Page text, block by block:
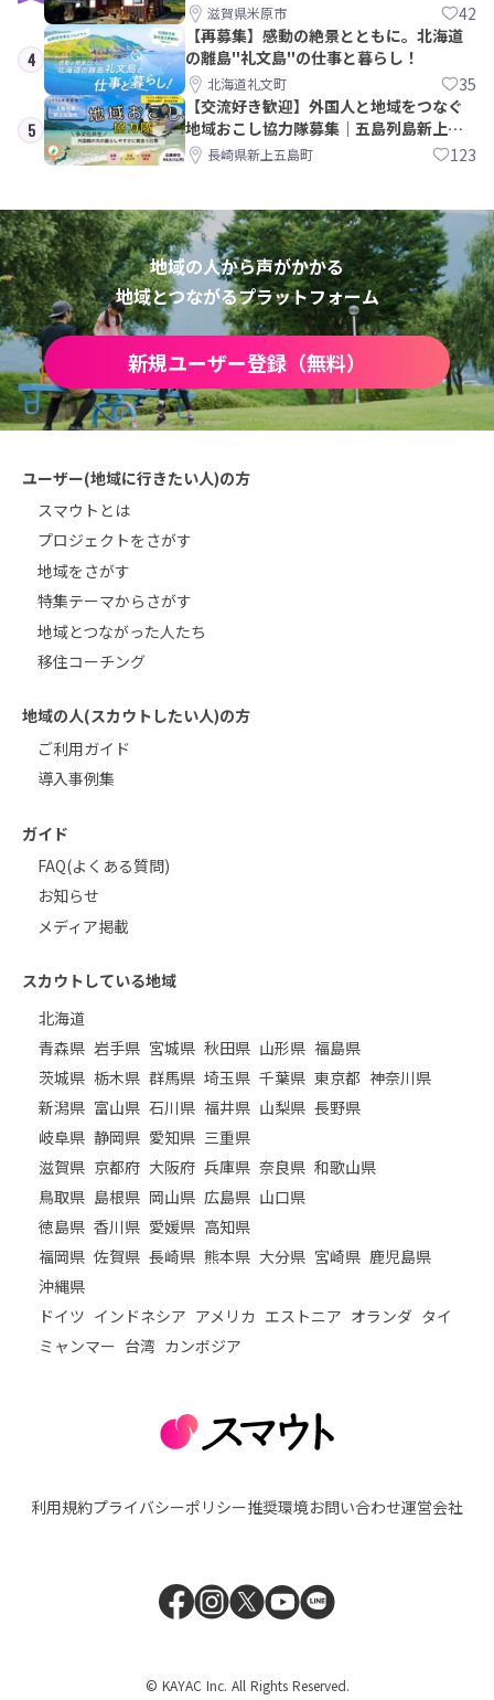
滋賀県米原市 42
4
【再募集】感動の絶景とともに。北海道
の離島"礼文島"の仕事と暮らし！
北海道礼文町 35
5
【交流好き歓迎】外国人と地域をつなぐ
地域おこし協力隊募集｜五島列島新上五
島町長崎県新上五島町 123
地域の人から声がかかる
地域とつながるプラットフォーム
新規ユーザー登録（無料）
ユーザー(地域に行きたい人)の方
スマウトとは
プロジェクトをさがす
地域をさがす
特集テーマからさがす
地域とつながった人たち
移住コーチング
地域の人(スカウトしたい人)の方
ご利用ガイド
導入事例集
ガイド
FAQ(よくある質問)
お知らせ
メディア掲載
スカウトしている地域
北海道
青森県 岩手県 宮城県 秋田県 山形県 福島県
茨城県 栃木県 群馬県 埼玉県 千葉県 東京都 神奈川県
新潟県 富山県 石川県 福井県 山梨県 長野県
岐阜県 静岡県 愛知県 三重県
滋賀県 京都府 大阪府 兵庫県 奈良県 和歌山県
鳥取県 島根県 岡山県 広島県 山口県
徳島県 香川県 愛媛県 高知県
福岡県 佐賀県 長崎県 熊本県 大分県 宮崎県 鹿児島県
沖縄県
ドイツ インドネシア アメリカ エストニア オランダ タイ
ミャンマー 台湾 カンボジア
利用規約プライバシーポリシー推奨環境お問い合わせ運営会社
© KAYAC Inc. All Rights Reserved.